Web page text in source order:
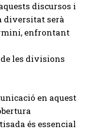
discursos i
diversitat serà
enfrontant
les divisions
en aquest
és essencial